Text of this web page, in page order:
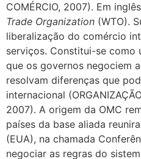
COMÉRCIO, 2007). Em
Trade Organization (WTO).
liberalização do comércio
serviços. Constitui-se como
que os governos negociem
resolvam diferenças que
internacional
2007). A origem da OMC
países da base aliada
(EUA), na chamada
negociar as regras do